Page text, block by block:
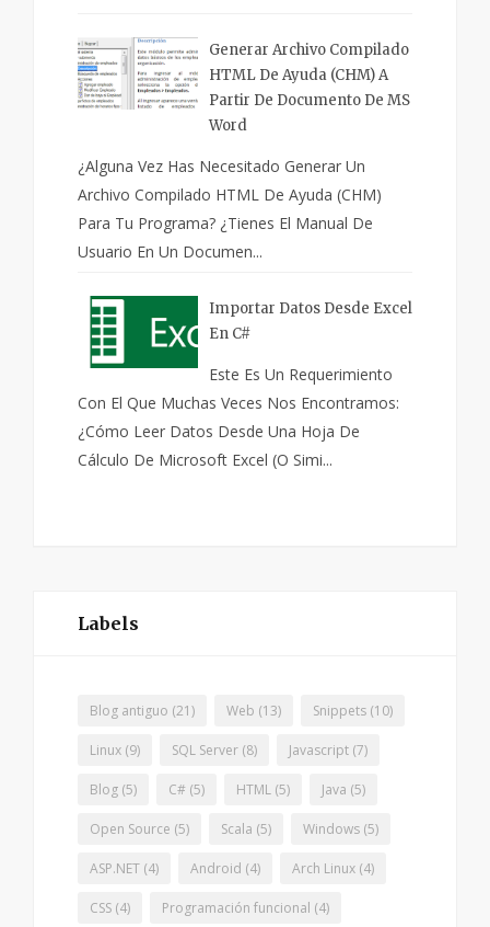
Generar Archivo Compilado
HTML De Ayuda (CHM) A
Partir De Documento De MS
Word
¿Alguna Vez Has Necesitado Generar Un
Archivo Compilado HTML De Ayuda (CHM)
Para Tu Programa? ¿Tienes El Manual De
Usuario En Un Documen...
Importar Datos Desde Excel
En C#
Este Es Un Requerimiento
Con El Que Muchas Veces Nos Encontramos:
¿Cómo Leer Datos Desde Una Hoja De
Cálculo De Microsoft Excel (o Simi...
Labels
Blog antiguo (21) Web (13) Snippets (10)
Linux (9) SQL Server (8) Javascript (7)
Blog (5) C# (5) HTML (5) Java (5)
Open Source (5) Scala (5) Windows (5)
ASP.NET (4) Android (4) Arch Linux (4)
CSS (4) Programación funcional (4)